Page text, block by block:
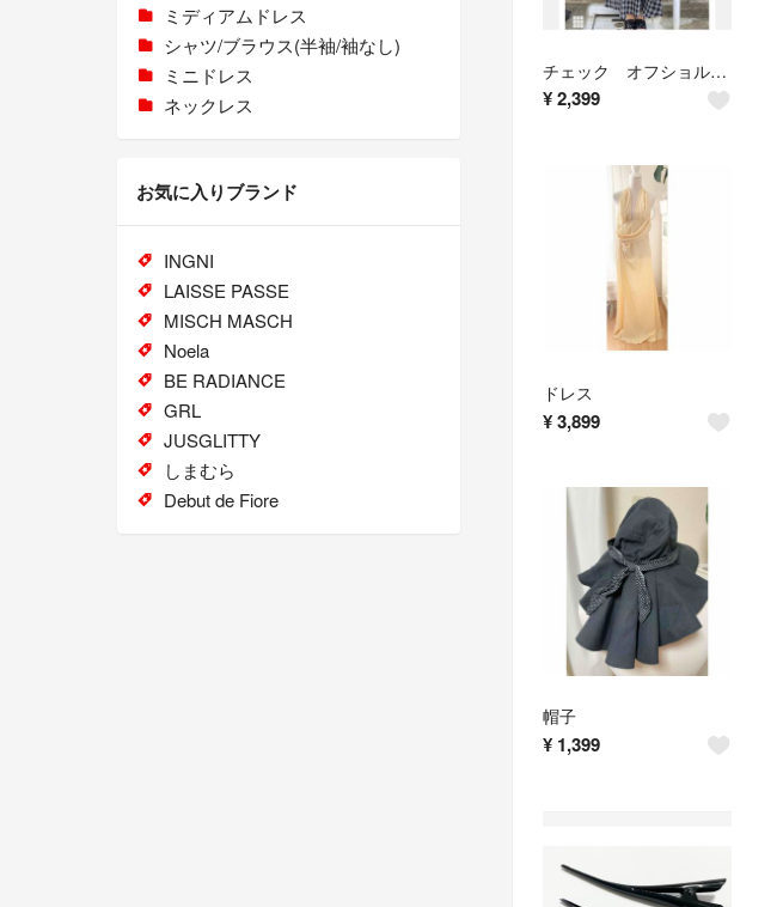
チェック オフショルダー ワンピ
¥2,399
ドレス
¥3,899
帽子
¥ 1,399
ミディアムドレス
シャツ/ブラウス(半袖/袖なし)
ミニドレス
ネックレス
お気に入りブランド
INGNI
LAISSE PASSE
MISCH MASCH
Noela
BE RADIANCE
GRL
JUSGLITTY
しまむら
Debut de Fiore